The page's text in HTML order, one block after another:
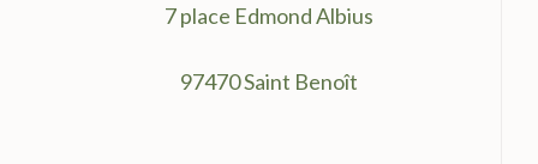
7 place Edmond Albius
97470 Saint Benoît